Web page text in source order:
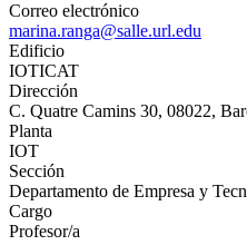
Correo electrónico
marina.ranga@salle.url.edu
Edificio
IOTICAT
Dirección
C. Quatre Camins 30, 08022,
Planta
IOT
Sección
Departamento de Empresa y
Cargo
Profesor/a